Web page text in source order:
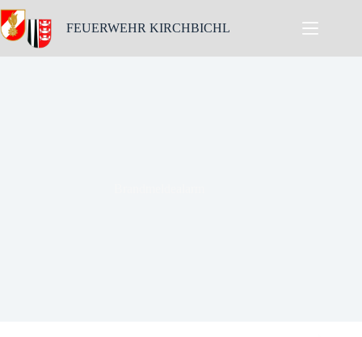
Skip
to
content
FEUERWEHR KIRCHBICHL